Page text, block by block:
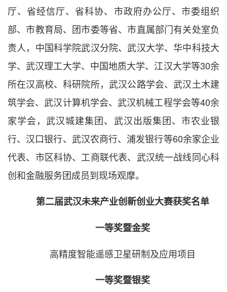
厅、省经信厅、省科协、市政府办公厅、市委组织
部、市教育局、团市委等省、市直属部门有关处室负
责人，中国科学院武汉分院、武汉大学、华中科技大
学、武汉理工大学、中国地质大学、江汉大学等30余
所在汉高校、科研院所，武汉公路学会、武汉土木建
筑学会、武汉计算机学会、武汉机械工程学会等40余
家学会，武汉城建集团、武汉出版集团、市农业银
行、汉口银行、武汉农商行、浦发银行等60余家企业
代表、市区科协、工商联代表、武汉统一战线同心科
创和金融服务团成员到现场观摩。
第二届武汉未来产业创新创业大赛获奖名单
一等奖暨金奖
高精度智能遥感卫星研制及应用项目
一等奖暨银奖